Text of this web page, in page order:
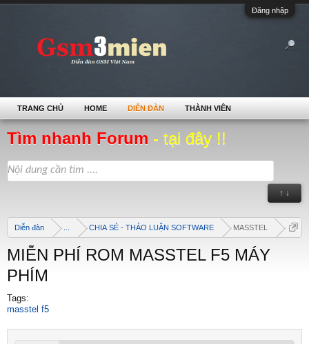
Đăng nhập
Tìm nhanh Forum - tại đây !!
↑ ↓
Diễn đàn CHIA SẺ - THẢO LUẬN SOFTWARE MASSTEL
MIỄN PHÍ ROM MASSTEL F5 MÁY
PHÍM
Tags:
masstel f5
TRANG CHỦ HOME DIỄN ĐÀN THÀNH VIÊN